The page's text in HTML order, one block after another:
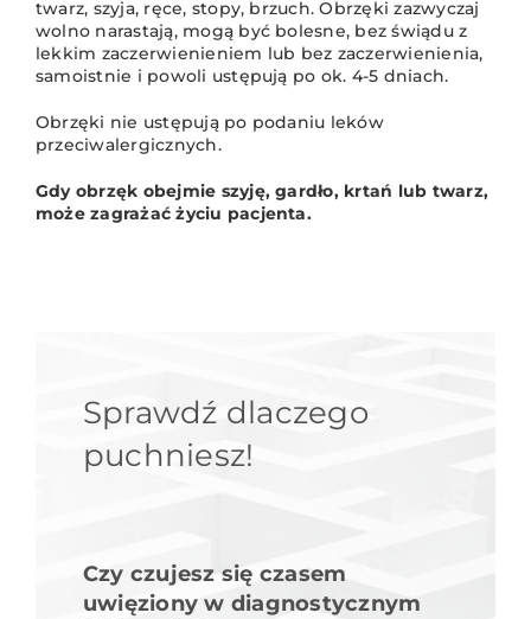
twarz, szyja, ręce, stopy, brzuch. Obrzęki zazwyczaj
wolno narastają, mogą być bolesne, bez świądu z
lekkim zaczerwienieniem lub bez zaczerwienienia,
samoistnie i powoli ustępują po ok. 4-5 dniach.
Obrzęki nie ustępują po podaniu leków
przeciwalergicznych.
Gdy obrzęk obejmie szyję, gardło, krtań lub twarz,
może zagrażać życiu pacjenta.
Sprawdź dlaczego
puchniesz!
Czy czujesz się czasem
uwięziony w diagnostycznym